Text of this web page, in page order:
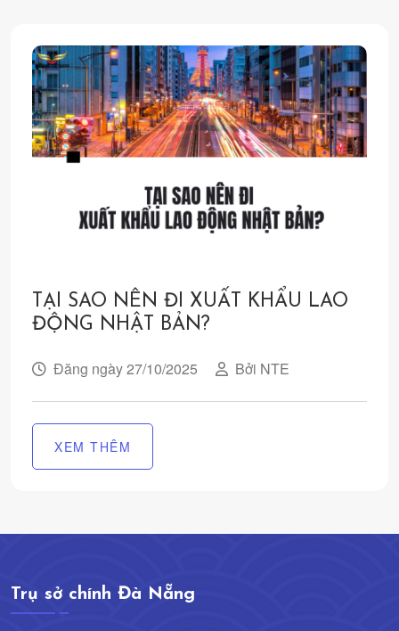
TẠI SAO NÊN ĐI XUẤT KHẨU LAO
ĐỘNG NHẬT BẢN?
Đăng ngày 27/10/2025 Bởi NTE
XEM THÊM
Trụ sở chính Đà Nẵng